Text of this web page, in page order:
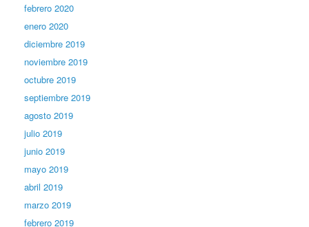
febrero 2020
enero 2020
diciembre 2019
noviembre 2019
octubre 2019
septiembre 2019
agosto 2019
julio 2019
junio 2019
mayo 2019
abril 2019
marzo 2019
febrero 2019